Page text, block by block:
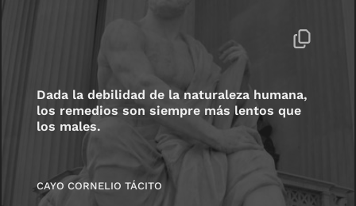
Dada la debilidad de la naturaleza humana,
los remedios son siempre más lentos que
los males.
CAYO CORNELIO TÁCITO